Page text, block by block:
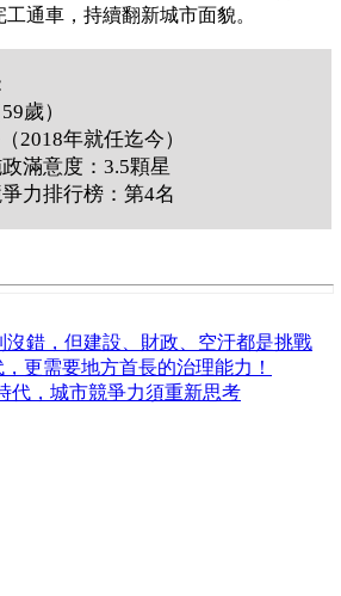
通車，持續翻新城市面貌。
歲）
2018年就任迄今）
滿意度：3.5顆星
力排行榜：第4名
沒錯，但建設、財政、空汙都是挑戰
更需要地方首長的治理能力！
代，城市競爭力須重新思考